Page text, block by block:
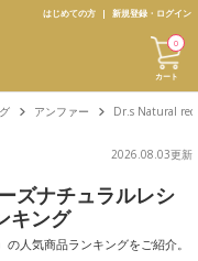
はじめての方 新規登録・ログイン
カート
0
アンファー Dr.s Natural
2026.08.03更新
ズナチュラルレシ
キング
人気商品ランキングをご紹介。